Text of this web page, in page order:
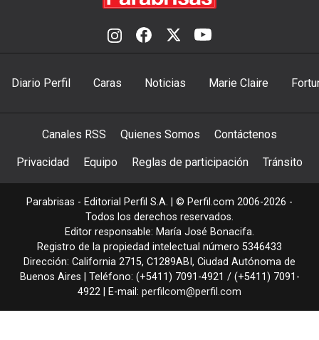
Diario Perfil Caras Noticias Marie Claire
Canales RSS Quienes Somos Contáctenos
Privacidad Equipo Reglas de participación Tránsito
Parabrisas - Editorial Perfil S.A. | © Perfil.com 2006-2026 -
Todos los derechos reservados.
Editor responsable: María José Bonacifa.
Registro de la propiedad intelectual número 5346433
Dirección: California 2715, C1289ABI , Ciudad Autónoma de
Buenos Aires | Teléfono: (+5411) 7091-4921 / (+5411) 7091-
4922 | E-mail: perfilcom@perfil.com